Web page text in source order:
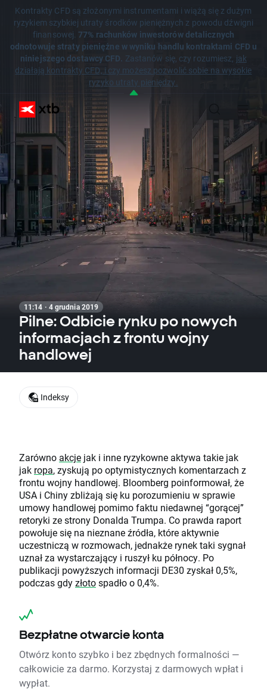
Kontrakty CFD są złożonymi instrumentami i wiążą się z dużym
ryzykiem szybkiej utraty środków pieniężnych z powodu dźwigni
finansowej.77% rachunków inwestorów detalicznych
odnotowuje straty pieniężne w wyniku handlu kontraktami CFD u
niniejszego dostawcy CFD. Zastanów się, czy rozumiesz, jak
działają kontrakty CFD, i czy możesz pozwolić sobie na wysokie
ryzyko utraty pieniędzy.
11:14 · 4 grudnia 2019
Pilne: Odbicie rynku po nowych
informacjach z frontu wojny
handlowej
Zarówno akcje jak i inne ryzykowne aktywa takie jak
jak ropa, zyskują po optymistycznych komentarzach z
frontu wojny handlowej. Bloomberg poinformował, że
USA i Chiny zbliżają się ku porozumieniu w sprawie
umowy handlowej pomimo faktu niedawnej “gorącej”
retoryki ze strony Donalda Trumpa. Co prawda raport
powołuje się na nieznane źródła, które aktywnie
uczestniczą w rozmowach, jednakże rynek taki sygnał
uznał za wystarczający i ruszył ku północy. Po
publikacji powyższych informacji DE30 zyskał 0,5%,
podczas gdyzłotospadło o 0,4%.
Bezpłatne otwarcie konta
Otwórz konto szybko i bez zbędnych formalności —
całkowicie za darmo. Korzystaj z darmowych wpłat i
wypłat.
Indeksy